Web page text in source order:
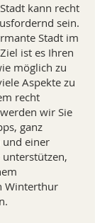
kann recht
sein.
Stadt im
ist es Ihren
möglich zu
Aspekte zu
recht
wir Sie
ganz
und einer
unterstützen,
Winterthur